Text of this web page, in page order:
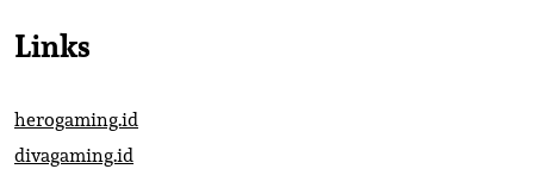
Links
herogaming.id
divagaming.id